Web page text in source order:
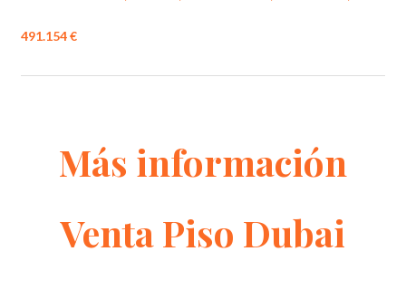
491.154 €
Más información
Venta Piso Dubai